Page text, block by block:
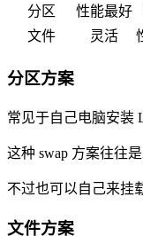
分区
性能最好
文件
灵活
分区方案
常见于自己电脑安装
这种 swap 方案往往
不过也可以自己来挂
文件方案